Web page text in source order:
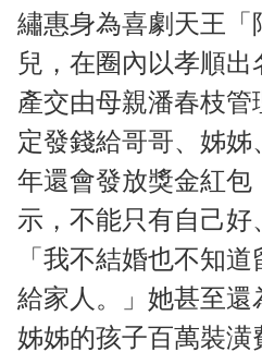
繡惠身為喜劇天王「
兒，在圈內以孝順
產交由母親潘春枝
定發錢給哥哥、姊
年還會發放獎金紅包
示，不能只有自己好
「我不結婚也不知
給家人。」她甚至還
姊姊的孩子百萬裝潢